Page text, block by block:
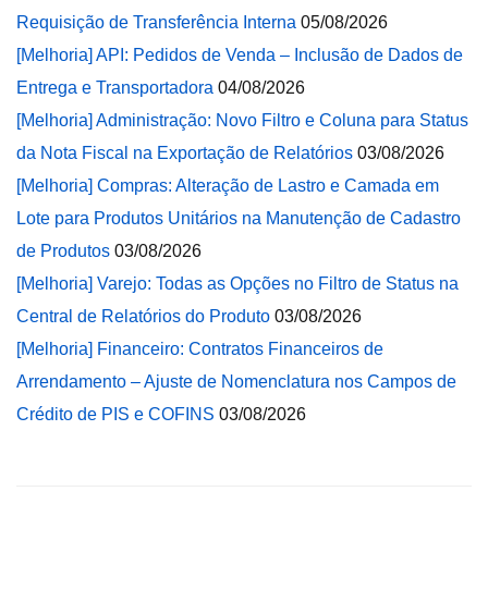
Requisição de Transferência Interna 05/08/2026
[Melhoria] API: Pedidos de Venda – Inclusão de Dados de
Entrega e Transportadora 04/08/2026
[Melhoria] Administração: Novo Filtro e Coluna para Status
da Nota Fiscal na Exportação de Relatórios 03/08/2026
[Melhoria] Compras: Alteração de Lastro e Camada em
Lote para Produtos Unitários na Manutenção de Cadastro
de Produtos 03/08/2026
[Melhoria] Varejo: Todas as Opções no Filtro de Status na
Central de Relatórios do Produto 03/08/2026
[Melhoria] Financeiro: Contratos Financeiros de
Arrendamento – Ajuste de Nomenclatura nos Campos de
Crédito de PIS e COFINS 03/08/2026